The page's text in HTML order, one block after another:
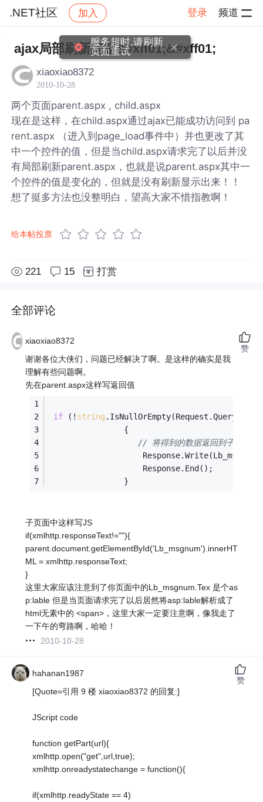
.NET社区 加入 登录 频道
社区 .NET社区 帖子详情
ajax局部刷新问题&#xff01;&#xff01;
xiaoxiao8372
2010-10-28
两个页面parent.aspx , child.aspx
现在是这样，在child.aspx通过ajax已能成功访问到 pa
rent.aspx （进入到page_load事件中）并也更改了其
中一个控件的值，但是当child.aspx请求完了以后并没
有局部刷新parent.aspx，也就是说parent.aspx其中一
个控件的值是变化的，但就是没有刷新显示出来！！
想了挺多方法也没整明白，望高大家不惜指教啊！
给本帖投票
221 15 打赏
全部评论
xiaoxiao8372
谢谢各位大侠们，问题已经解决了啊。是这样的确实是我
理解有些问题啊。
先在parent.aspx这样写返回值
if (! string
                {
// 将得到的数据返回到子页面
                    Response.End();
                }
子页面中这样写JS
if(xmlhttp.responseText!=""){
parent.document.getElementById('Lb_msgnum').innerHT
ML = xmlhttp.responseText;
}
这里大家应该注意到了你页面中的Lb_msgnum.Tex 是个as
p:lable 但是当页面请求完了以后居然将asp:lable解析成了
html无素中的 <span>，这里大家一定要注意啊，像我走了
一下午的弯路啊，哈哈！
2010-10-28
赞
hahanan1987
[Quote=引用 9 楼 xiaoxiao8372 的回复:]
JScript code
function getPart(url){
xmlhttp.open("get",url,true);
xmlhttp.onreadystatechange = function(){
if(xmlhttp.readyState == 4)
赞